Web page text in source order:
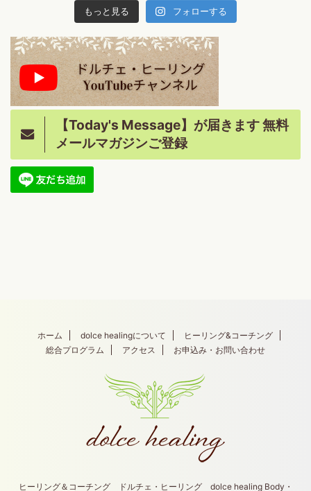
もっと見る フォローする
【Today's Message】が届きます 無料
メールマガジンご登録
ホーム dolce healingについて
ヒーリング&コーチング
総合プログラム
アクセス お申込み・お問い合わせ
ヒーリング＆コーチング ドルチェ・ヒーリング dolce healing Body・